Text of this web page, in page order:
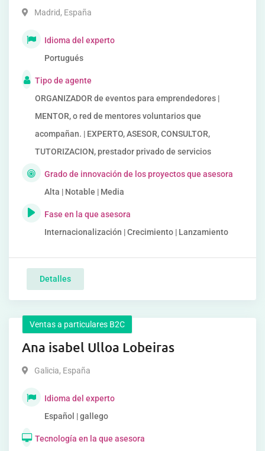
Madrid, España
Idioma del experto
Portugués
Tipo de agente
ORGANIZADOR de eventos para emprendedores |
MENTOR, o red de mentores voluntarios que
acompañan. | EXPERTO, ASESOR, CONSULTOR,
TUTORIZACION, prestador privado de servicios
Grado de innovación de los proyectos que asesora
Alta | Notable | Media
Fase en la que asesora
Internacionalización | Crecimiento | Lanzamiento
Detalles
Ventas a particulares B2C
Ana isabel Ulloa Lobeiras
Galicia, España
Idioma del experto
Español | gallego
Tecnología en la que asesora